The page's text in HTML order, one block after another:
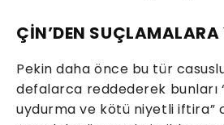
ÇİN’DEN SUÇLAMALARA
Pekin daha önce bu tür
defalarca reddederek bunları
uydurma ve kötü niyetli iftira”